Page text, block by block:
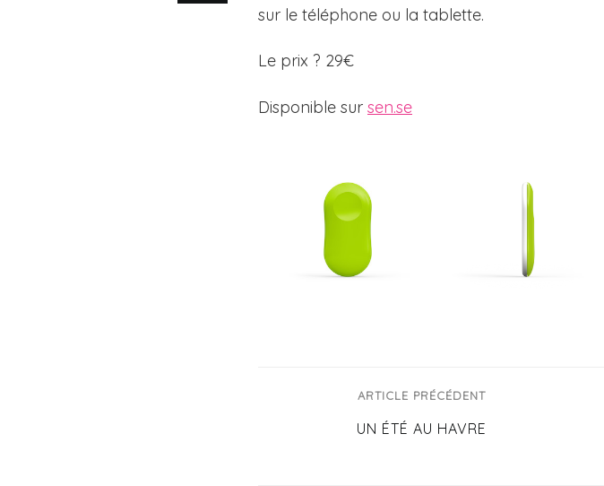
sur le téléphone ou la tablette.
Le prix ? 29€
Disponible sur sen.se
ARTICLE PRÉCÉDENT
UN ÉTÉ AU HAVRE